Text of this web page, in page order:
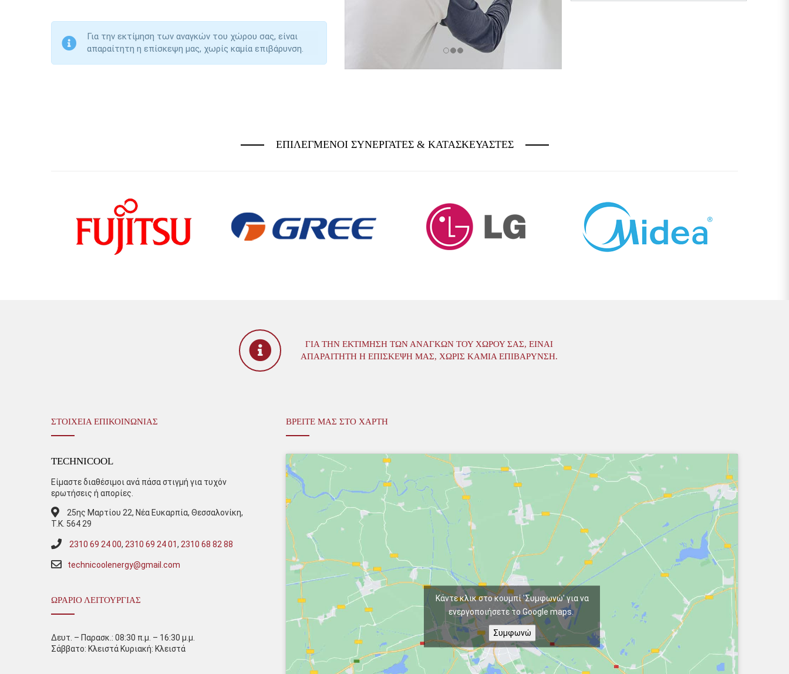
Για την εκτίμηση των αναγκών του χώρου σας, είναι
απαραίτητη η επίσκεψη μας, χωρίς καμία επιβάρυνση.
ΕΠΙΛΕΓΜΕΝΟΙ ΣΥΝΕΡΓΑΤΕΣ & ΚΑΤΑΣΚΕΥΑΣΤΕΣ
ΓΙΑ ΤΗΝ ΕΚΤΊΜΗΣΗ ΤΩΝ ΑΝΑΓΚΏΝ ΤΟΥ ΧΏΡΟΥ ΣΑΣ, ΕΊΝΑΙ
ΑΠΑΡΑΊΤΗΤΗ Η ΕΠΊΣΚΕΨΗ ΜΑΣ, ΧΩΡΊΣ ΚΑΜΊΑ ΕΠΙΒΆΡΥΝΣΗ.
ΣΤΟΙΧΕΙΑ ΕΠΙΚΟΙΝΩΝΙΑΣ
TECHNICOOL
Είμαστε διαθέσιμοι ανά πάσα στιγμή για τυχόν
ερωτήσεις ή απορίες.
25ης Μαρτίου 22, Νέα Ευκαρπία, Θεσσαλονίκη,
Τ.Κ. 564 29
2310 69 24 00, 2310 69 24 01, 2310 68 82 88
technicoolenergy@gmail.com
ΩΡΆΡΙΟ ΛΕΙΤΟΥΡΓΊΑΣ
Δευτ. – Παρασκ.: 08:30 π.μ. – 16:30 μ.μ.
Σάββατο: Κλειστά Κυριακή: Κλειστά
ΒΡΕΙΤΕ ΜΑΣ ΣΤΟ ΧΑΡΤΗ
Κάντε κλικ στο κουμπί 'Συμφωνώ' για να
ενεργοποιήσετε το Google maps.
Συμφωνώ